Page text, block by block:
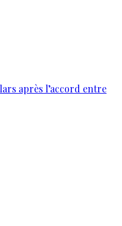
après l’accord entre